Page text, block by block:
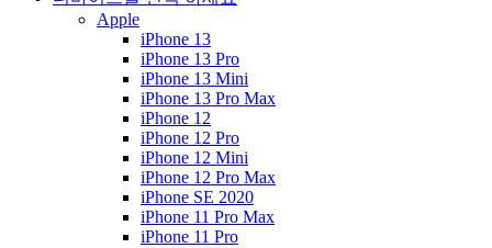
Apple
iPhone 13
iPhone 13 Pro
iPhone 13 Mini
iPhone 13 Pro Max
iPhone 12
iPhone 12 Pro
iPhone 12 Mini
iPhone 12 Pro Max
iPhone SE 2020
iPhone 11 Pro Max
iPhone 11 Pro